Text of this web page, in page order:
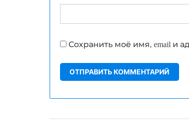
Сохранить моё имя, email и